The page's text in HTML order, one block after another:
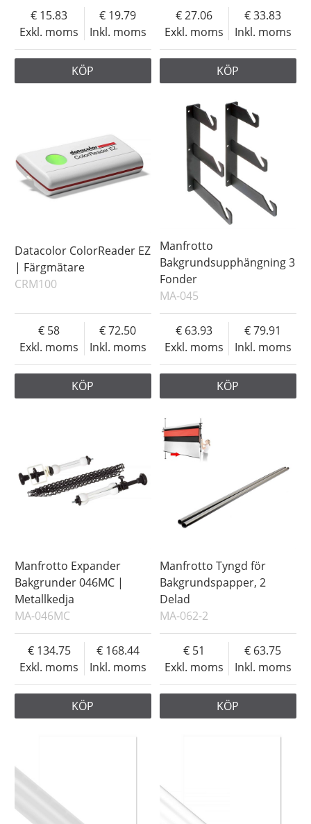
Exkl. moms
15.83
Inkl. moms
19.79
KÖP
Exkl. moms
27.06
Inkl. moms
33.83
KÖP
Datacolor ColorReader EZ
| Färgmätare
CRM100
Exkl. moms
58
Inkl. moms
72.50
KÖP
Manfrotto
Bakgrundsupphängning 3
Fonder
MA-045
Exkl. moms
63.93
Inkl. moms
79.91
KÖP
Manfrotto Expander
Bakgrunder 046MC |
Metallkedja
MA-046MC
Exkl. moms
134.75
Inkl. moms
168.44
KÖP
Manfrotto Tyngd för
Bakgrundspapper, 2
Delad
MA-062-2
Exkl. moms
51
Inkl. moms
63.75
KÖP